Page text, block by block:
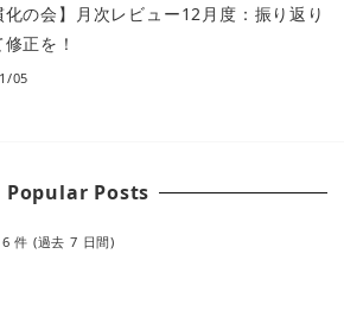
化の会】月次レビュー12月度：振り返り
正を！
05
Popular Posts
件 (過去 7 日間)